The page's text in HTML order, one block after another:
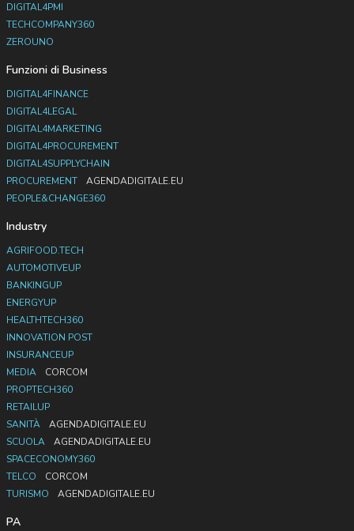
DIGITAL4PMI
TECHCOMPANY360
ZEROUNO
Funzioni di Business
DIGITAL4FINANCE
DIGITAL4LEGAL
DIGITAL4MARKETING
DIGITAL4PROCUREMENT
DIGITAL4SUPPLYCHAIN
PROCUREMENT
AGENDADIGITALE.EU
PEOPLE&CHANGE360
Industry
AGRIFOOD.TECH
AUTOMOTIVEUP
BANKINGUP
ENERGYUP
HEALTHTECH360
INNOVATION POST
INSURANCEUP
MEDIA
CORCOM
PROPTECH360
RETAILUP
SANITÀ
AGENDADIGITALE.EU
SCUOLA
AGENDADIGITALE.EU
SPACECONOMY360
TELCO
CORCOM
TURISMO
AGENDADIGITALE.EU
PA